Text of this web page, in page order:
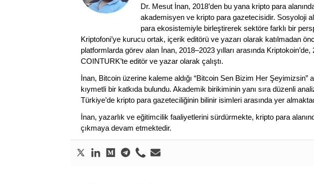
Dr. Mesut İnan, 2018’den bu yana kripto para
akademisyen ve kripto para gazetecisidir. Sosyoloji
para ekosistemiyle birleştirerek sektöre farklı bir
Kriptofoni’ye kurucu ortak, içerik editörü ve yazarı olarak katılmadan
platformlarda görev alan İnan, 2018–2023 yılları arasında
COINTURK’te editör ve yazar olarak çalıştı.
İnan, Bitcoin üzerine kaleme aldığı “Bitcoin Sen Bizim Her Şeyimizsin”
kıymetli bir katkıda bulundu. Akademik birikiminin yanı sıra düzenli
Türkiye’de kripto para gazeteciliğinin bilinir isimleri arasında yer
İnan, yazarlık ve eğitimcilik faaliyetlerini sürdürmekte, kripto para
çıkmaya devam etmektedir.